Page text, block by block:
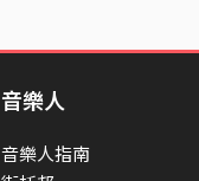
音樂人
音樂人指南